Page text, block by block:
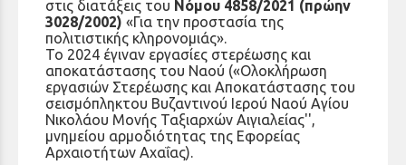
στις διατάξεις του Νόμου 4858/2021 (πρώην
3028/2002) «Για την προστασία της
πολιτιστικής κληρονομιάς».
Το 2024 έγιναν εργασίες στερέωσης και
αποκατάστασης του Ναού («Ολοκλήρωση
εργασιών Στερέωσης και Αποκατάστασης του
σεισμόπληκτου Βυζαντινού Ιερού Ναού Αγίου
Νικολάου Μονής Ταξιαρχών Αιγιαλείας'',
μνημείου αρμοδιότητας της Εφορείας
Αρχαιοτήτων Αχαΐας).